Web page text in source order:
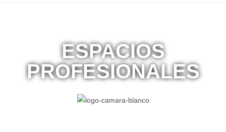
ESPACIOS
PROFESIONALES